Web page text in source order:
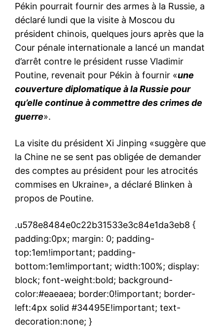
Pékin pourrait fournir des armes à la Russie, a
déclaré lundi que la visite à Moscou du
président chinois, quelques jours après que la
Cour pénale internationale a lancé un mandat
d’arrêt contre le président russe Vladimir
Poutine, revenait pour Pékin à fournir «une
couverture diplomatique à la Russie pour
qu’elle continue à commettre des crimes de
guerre».
La visite du président Xi Jinping «suggère que
la Chine ne se sent pas obligée de demander
des comptes au président pour les atrocités
commises en Ukraine», a déclaré Blinken à
propos de Poutine.
.u578e8484e0c22b31533e3c84e1da3eb8 {
padding:0px; margin: 0; padding-
top:1em!important; padding-
bottom:1em!important; width:100%; display:
block; font-weight:bold; background-
color:#eaeaea; border:0!important; border-
left:4px solid #34495E!important; text-
decoration:none; }